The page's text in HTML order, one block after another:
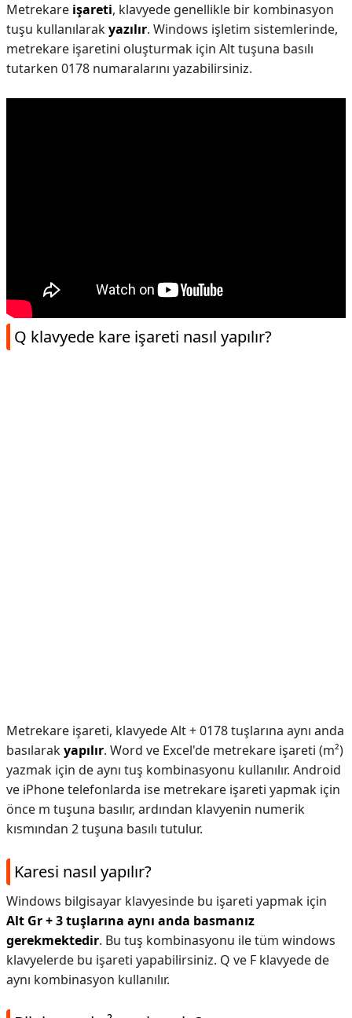
Metrekare işareti, klavyede genellikle bir kombinasyon
tuşu kullanılarakyazılır. Windows işletim sistemlerinde,
metrekare işaretini oluşturmak için Alt tuşuna basılı
tutarken 0178 numaralarını yazabilirsiniz.
Q klavyede kare işareti nasıl yapılır?
Metrekare işareti, klavyede Alt + 0178 tuşlarına aynı anda
basılarakyapılır. Word ve Excel'de metrekare işareti (m²)
yazmak için de aynı tuş kombinasyonu kullanılır. Android
ve iPhone telefonlarda ise metrekare işareti yapmak için
önce m tuşuna basılır, ardından klavyenin numerik
kısmından 2 tuşuna basılı tutulur.
Karesi nasıl yapılır?
Windows bilgisayar klavyesinde bu işareti yapmak için
Alt Gr + 3 tuşlarına aynı anda basmanız
gerekmektedir. Bu tuş kombinasyonu ile tüm windows
klavyelerde bu işareti yapabilirsiniz. Q ve F klavyede de
aynı kombinasyon kullanılır.